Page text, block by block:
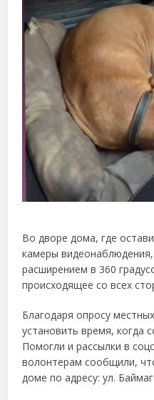
Во дворе дома, где
камеры
расширением в 360
происходящее со всех
Благодаря опросу
установить время, когда
Помогли и рассылки в
волонтерам сообщили,
доме по адресу: ул.